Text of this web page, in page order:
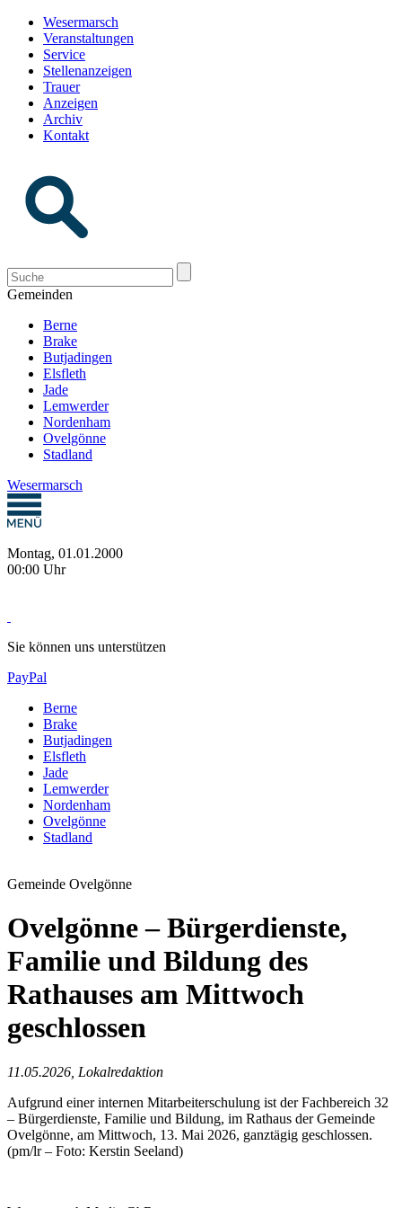
Wesermarsch
Veranstaltungen
Service
Stellenanzeigen
Trauer
Anzeigen
Archiv
Kontakt
Gemeinden
Berne
Brake
Butjadingen
Elsfleth
Jade
Lemwerder
Nordenham
Ovelgönne
Stadland
Wesermarsch
Montag, 01.01.2000
00:00 Uhr
Sie können uns unterstützen
PayPal
Berne
Brake
Butjadingen
Elsfleth
Jade
Lemwerder
Nordenham
Ovelgönne
Stadland
Gemeinde Ovelgönne
Ovelgönne – Bürgerdienste,
Familie und Bildung des
Rathauses am Mittwoch
geschlossen
11.05.2026, Lokalredaktion
Aufgrund einer internen Mitarbeiterschulung ist der Fachbereich 32
– Bürgerdienste, Familie und Bildung, im Rathaus der Gemeinde
Ovelgönne, am Mittwoch, 13. Mai 2026, ganztägig geschlossen.
(pm/lr – Foto: Kerstin Seeland)